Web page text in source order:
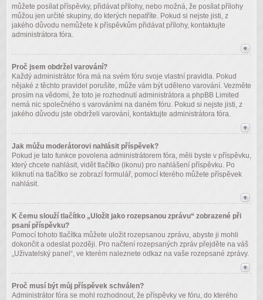
můžete posílat příspěvky, přidávat přílohy, nebo možná, že posílat přílohy
můžou jen určité skupiny, do kterých nepatříte. Pokud si nejste jisti, z
jakého důvodu nemůžete k příspěvkům přidávat přílohy, kontaktujte
administrátora fóra.
Proč jsem obdržel varování?
Každý administrátor fóra má na svém fóru svoje vlastní pravidla. Pokud
nějaké z těchto pravidel porušíte, může vám být uděleno varování. Vezměte
prosím na vědomí, že toto je rozhodnutí administrátora a phpBB Limited
nemá nic společného s varováními na daném fóru. Pokud si nejste jisti, z
jakého důvodu jste obdrželi varování, kontaktujte administrátora fóra.
Jak můžu moderátorovi nahlásit příspěvek?
Pokud je tato funkce povolena administrátorem fóra, měli byste v příspěvku,
který chcete nahlásit, vidět tlačítko (ikonu) pro nahlášení příspěvku. Po
kliknutí na tlačítko se zobrazí formulář, pomocí kterého můžete příspěvek
nahlásit.
K čemu slouží tlačítko „Uložit jako rozepsanou zprávu“ zobrazené při
psaní příspěvku?
Pomocí tohoto tlačítka můžete uložit rozepsanou zprávu, abyste ji mohli
dokončit a odeslat později. Pro načtení rozepsaných zpráv přejděte na váš
„Uživatelský panel“, ve kterém naleznete odkaz na vaše rozepsané zprávy.
Proč musí být můj příspěvek schválen?
Administrátor fóra se mohl rozhodnout, že příspěvky ve fóru, do kterého